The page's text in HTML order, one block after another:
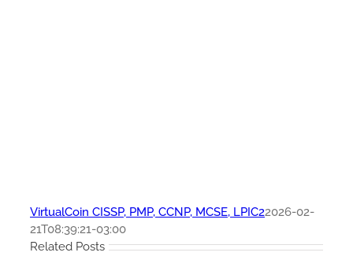
VirtualCoin CISSP, PMP, CCNP, MCSE, LPIC22026-02-
21T08:39:21-03:00
Related Posts